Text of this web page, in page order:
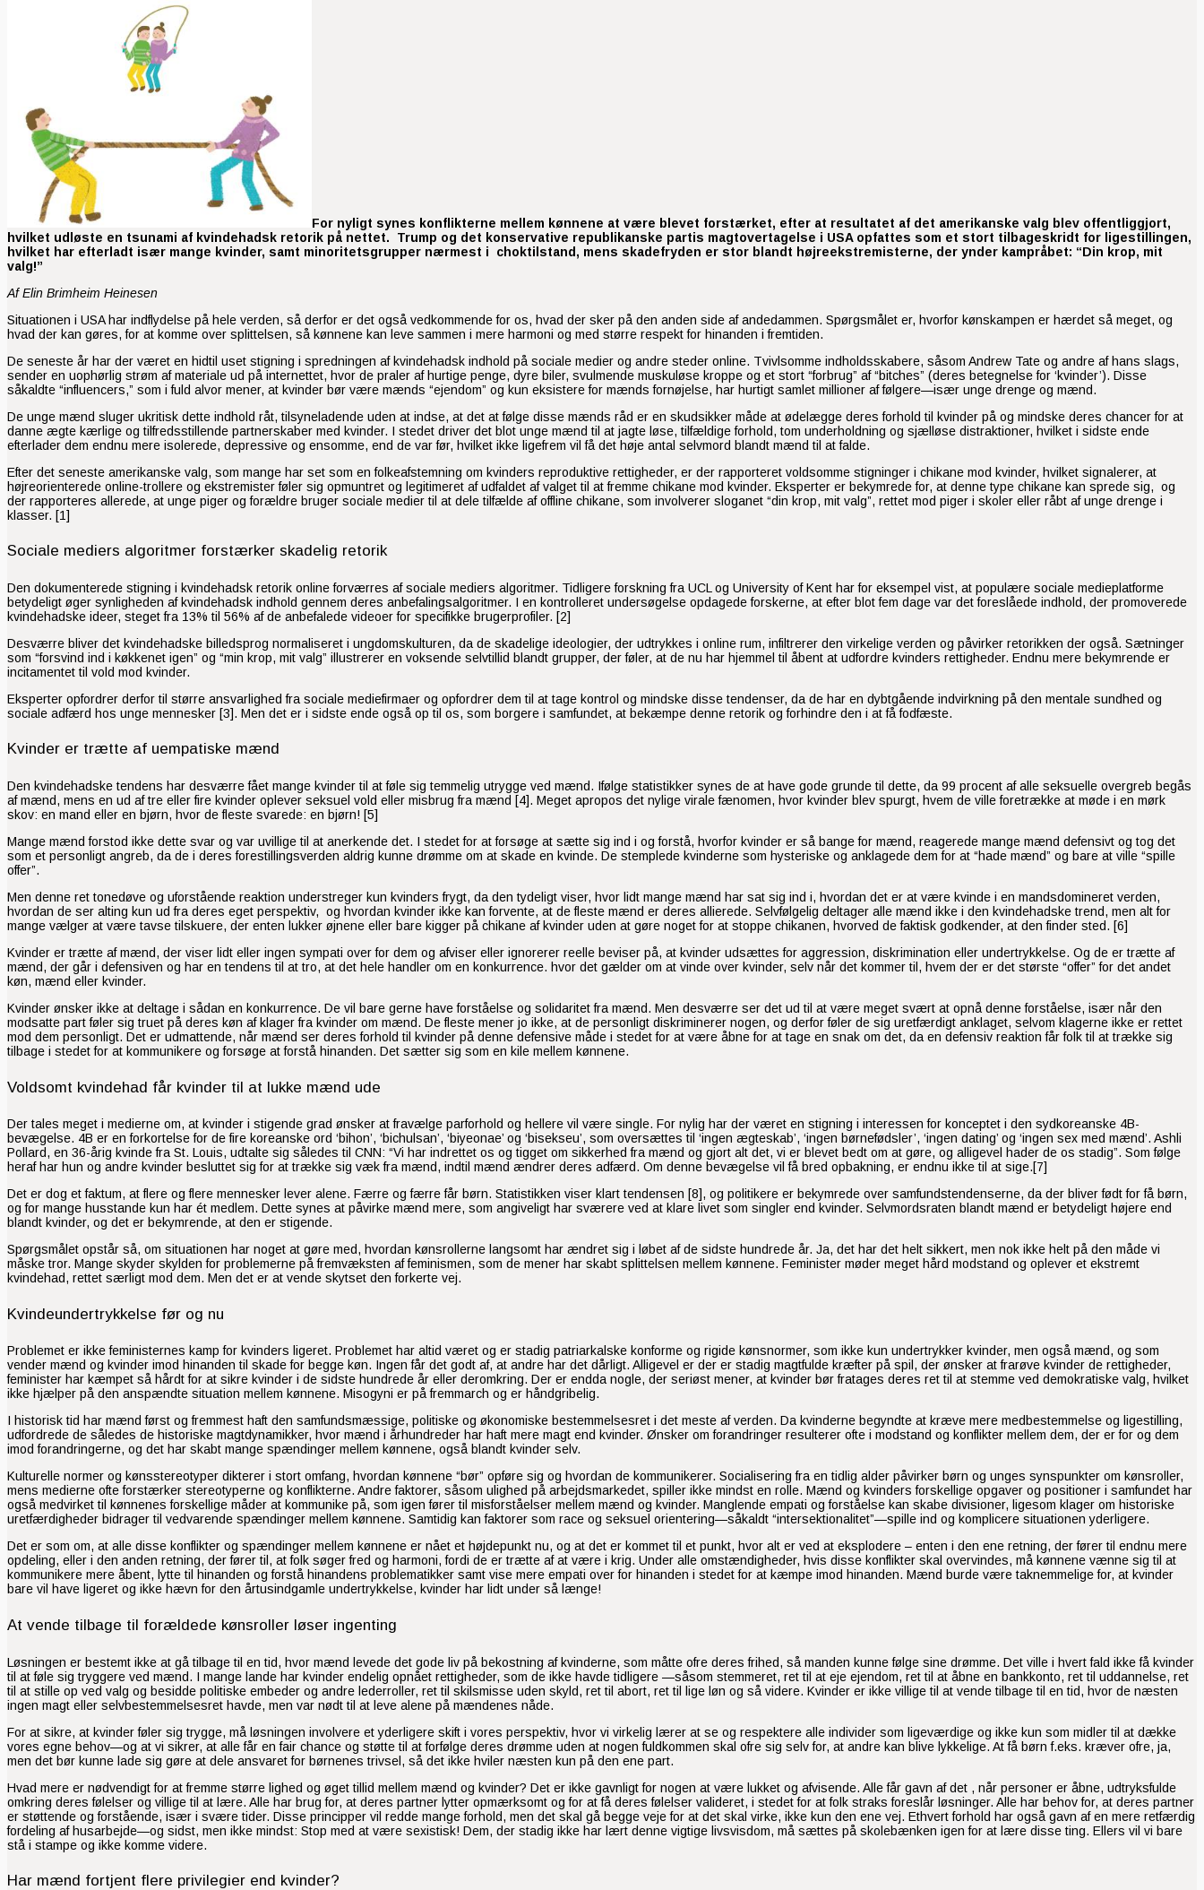
For nyligt synes konflikterne mellem kønnene at være blevet forstærket, efter at resultatet af det amerikanske valg blev offentliggjort,
hvilket udløste en tsunami af kvindehadsk retorik på nettet. Trump og det konservative republikanske partis magtovertagelse i USA opfattes som et stort tilbageskridt for ligestillingen,
hvilket har efterladt især mange kvinder, samt minoritetsgrupper nærmest i choktilstand, mens skadefryden er stor blandt højreekstremisterne, der ynder kampråbet: “Din krop, mit
valg!”
Af Elin Brimheim Heinesen
Situationen i USA har indflydelse på hele verden, så derfor er det også vedkommende for os, hvad der sker på den anden side af andedammen. Spørgsmålet er, hvorfor kønskampen er hærdet så meget, og
hvad der kan gøres, for at komme over splittelsen, så kønnene kan leve sammen i mere harmoni og med større respekt for hinanden i fremtiden.
De seneste år har der været en hidtil uset stigning i spredningen af kvindehadsk indhold på sociale medier og andre steder online. Tvivlsomme indholdsskabere, såsom Andrew Tate og andre af hans slags,
sender en uophørlig strøm af materiale ud på internettet, hvor de praler af hurtige penge, dyre biler, svulmende muskuløse kroppe og et stort “forbrug” af “bitches” (deres betegnelse for ‘kvinder’). Disse
såkaldte “influencers,” som i fuld alvor mener, at kvinder bør være mænds “ejendom” og kun eksistere for mænds fornøjelse, har hurtigt samlet millioner af følgere—især unge drenge og mænd.
De unge mænd sluger ukritisk dette indhold råt, tilsyneladende uden at indse, at det at følge disse mænds råd er en skudsikker måde at ødelægge deres forhold til kvinder på og mindske deres chancer for at
danne ægte kærlige og tilfredsstillende partnerskaber med kvinder. I stedet driver det blot unge mænd til at jagte løse, tilfældige forhold, tom underholdning og sjælløse distraktioner, hvilket i sidste ende
efterlader dem endnu mere isolerede, depressive og ensomme, end de var før, hvilket ikke ligefrem vil få det høje antal selvmord blandt mænd til at falde.
Efter det seneste amerikanske valg, som mange har set som en folkeafstemning om kvinders reproduktive rettigheder, er der rapporteret voldsomme stigninger i chikane mod kvinder, hvilket signalerer, at
højreorienterede online-trollere og ekstremister føler sig opmuntret og legitimeret af udfaldet af valget til at fremme chikane mod kvinder. Eksperter er bekymrede for, at denne type chikane kan sprede sig, og
der rapporteres allerede, at unge piger og forældre bruger sociale medier til at dele tilfælde af offline chikane, som involverer sloganet “din krop, mit valg”, rettet mod piger i skoler eller råbt af unge drenge i
klasser. [1]
Sociale mediers algoritmer forstærker skadelig retorik
Den dokumenterede stigning i kvindehadsk retorik online forværres af sociale mediers algoritmer. Tidligere forskning fra UCL og University of Kent har for eksempel vist, at populære sociale medieplatforme
betydeligt øger synligheden af kvindehadsk indhold gennem deres anbefalingsalgoritmer. I en kontrolleret undersøgelse opdagede forskerne, at efter blot fem dage var det foreslåede indhold, der promoverede
kvindehadske ideer, steget fra 13% til 56% af de anbefalede videoer for specifikke brugerprofiler. [2]
Desværre bliver det kvindehadske billedsprog normaliseret i ungdomskulturen, da de skadelige ideologier, der udtrykkes i online rum, infiltrerer den virkelige verden og påvirker retorikken der også. Sætninger
som “forsvind ind i køkkenet igen” og “min krop, mit valg” illustrerer en voksende selvtillid blandt grupper, der føler, at de nu har hjemmel til åbent at udfordre kvinders rettigheder. Endnu mere bekymrende er
incitamentet til vold mod kvinder.
Eksperter opfordrer derfor til større ansvarlighed fra sociale mediefirmaer og opfordrer dem til at tage kontrol og mindske disse tendenser, da de har en dybtgående indvirkning på den mentale sundhed og
sociale adfærd hos unge mennesker [3]. Men det er i sidste ende også op til os, som borgere i samfundet, at bekæmpe denne retorik og forhindre den i at få fodfæste.
Kvinder er trætte af uempatiske mænd
Den kvindehadske tendens har desværre fået mange kvinder til at føle sig temmelig utrygge ved mænd. Ifølge statistikker synes de at have gode grunde til dette, da 99 procent af alle seksuelle overgreb begås
af mænd, mens en ud af tre eller fire kvinder oplever seksuel vold eller misbrug fra mænd [4]. Meget apropos det nylige virale fænomen, hvor kvinder blev spurgt, hvem de ville foretrække at møde i en mørk
skov: en mand eller en bjørn, hvor de fleste svarede: en bjørn! [5]
Mange mænd forstod ikke dette svar og var uvillige til at anerkende det. I stedet for at forsøge at sætte sig ind i og forstå, hvorfor kvinder er så bange for mænd, reagerede mange mænd defensivt og tog det
som et personligt angreb, da de i deres forestillingsverden aldrig kunne drømme om at skade en kvinde. De stemplede kvinderne som hysteriske og anklagede dem for at “hade mænd” og bare at ville “spille
offer”.
Men denne ret tonedøve og uforstående reaktion understreger kun kvinders frygt, da den tydeligt viser, hvor lidt mange mænd har sat sig ind i, hvordan det er at være kvinde i en mandsdomineret verden,
hvordan de ser alting kun ud fra deres eget perspektiv, og hvordan kvinder ikke kan forvente, at de fleste mænd er deres allierede. Selvfølgelig deltager alle mænd ikke i den kvindehadske trend, men alt for
mange vælger at være tavse tilskuere, der enten lukker øjnene eller bare kigger på chikane af kvinder uden at gøre noget for at stoppe chikanen, hvorved de faktisk godkender, at den finder sted. [6]
Kvinder er trætte af mænd, der viser lidt eller ingen sympati over for dem og afviser eller ignorerer reelle beviser på, at kvinder udsættes for aggression, diskrimination eller undertrykkelse. Og de er trætte af
mænd, der går i defensiven og har en tendens til at tro, at det hele handler om en konkurrence. hvor det gælder om at vinde over kvinder, selv når det kommer til, hvem der er det største “offer” for det andet
køn, mænd eller kvinder.
Kvinder ønsker ikke at deltage i sådan en konkurrence. De vil bare gerne have forståelse og solidaritet fra mænd. Men desværre ser det ud til at være meget svært at opnå denne forståelse, især når den
modsatte part føler sig truet på deres køn af klager fra kvinder om mænd. De fleste mener jo ikke, at de personligt diskriminerer nogen, og derfor føler de sig uretfærdigt anklaget, selvom klagerne ikke er rettet
mod dem personligt. Det er udmattende, når mænd ser deres forhold til kvinder på denne defensive måde i stedet for at være åbne for at tage en snak om det, da en defensiv reaktion får folk til at trække sig
tilbage i stedet for at kommunikere og forsøge at forstå hinanden. Det sætter sig som en kile mellem kønnene.
Voldsomt kvindehad får kvinder til at lukke mænd ude
Der tales meget i medierne om, at kvinder i stigende grad ønsker at fravælge parforhold og hellere vil være single. For nylig har der været en stigning i interessen for konceptet i den sydkoreanske 4B-
bevægelse. 4B er en forkortelse for de fire koreanske ord ‘bihon’, ‘bichulsan’, ‘biyeonae’ og ‘bisekseu’, som oversættes til ‘ingen ægteskab’, ‘ingen børnefødsler’, ‘ingen dating’ og ‘ingen sex med mænd’. Ashli
Pollard, en 36-årig kvinde fra St. Louis, udtalte sig således til CNN: “Vi har indrettet os og tigget om sikkerhed fra mænd og gjort alt det, vi er blevet bedt om at gøre, og alligevel hader de os stadig”. Som følge
heraf har hun og andre kvinder besluttet sig for at trække sig væk fra mænd, indtil mænd ændrer deres adfærd. Om denne bevægelse vil få bred opbakning, er endnu ikke til at sige.[7]
Det er dog et faktum, at flere og flere mennesker lever alene. Færre og færre får børn. Statistikken viser klart tendensen [8], og politikere er bekymrede over samfundstendenserne, da der bliver født for få børn,
og for mange husstande kun har ét medlem. Dette synes at påvirke mænd mere, som angiveligt har sværere ved at klare livet som singler end kvinder. Selvmordsraten blandt mænd er betydeligt højere end
blandt kvinder, og det er bekymrende, at den er stigende.
Spørgsmålet opstår så, om situationen har noget at gøre med, hvordan kønsrollerne langsomt har ændret sig i løbet af de sidste hundrede år. Ja, det har det helt sikkert, men nok ikke helt på den måde vi
måske tror. Mange skyder skylden for problemerne på fremvæksten af feminismen, som de mener har skabt splittelsen mellem kønnene. Feminister møder meget hård modstand og oplever et ekstremt
kvindehad, rettet særligt mod dem. Men det er at vende skytset den forkerte vej.
Kvindeundertrykkelse før og nu
Problemet er ikke feministernes kamp for kvinders ligeret. Problemet har altid været og er stadig patriarkalske konforme og rigide kønsnormer, som ikke kun undertrykker kvinder, men også mænd, og som
vender mænd og kvinder imod hinanden til skade for begge køn. Ingen får det godt af, at andre har det dårligt. Alligevel er der er stadig magtfulde kræfter på spil, der ønsker at frarøve kvinder de rettigheder,
feminister har kæmpet så hårdt for at sikre kvinder i de sidste hundrede år eller deromkring. Der er endda nogle, der seriøst mener, at kvinder bør fratages deres ret til at stemme ved demokratiske valg, hvilket
ikke hjælper på den anspændte situation mellem kønnene. Misogyni er på fremmarch og er håndgribelig.
I historisk tid har mænd først og fremmest haft den samfundsmæssige, politiske og økonomiske bestemmelsesret i det meste af verden. Da kvinderne begyndte at kræve mere medbestemmelse og ligestilling,
udfordrede de således de historiske magtdynamikker, hvor mænd i århundreder har haft mere magt end kvinder. Ønsker om forandringer resulterer ofte i modstand og konflikter mellem dem, der er for og dem
imod forandringerne, og det har skabt mange spændinger mellem kønnene, også blandt kvinder selv.
Kulturelle normer og kønsstereotyper dikterer i stort omfang, hvordan kønnene “bør” opføre sig og hvordan de kommunikerer. Socialisering fra en tidlig alder påvirker børn og unges synspunkter om kønsroller,
mens medierne ofte forstærker stereotyperne og konflikterne. Andre faktorer, såsom ulighed på arbejdsmarkedet, spiller ikke mindst en rolle. Mænd og kvinders forskellige opgaver og positioner i samfundet har
også medvirket til kønnenes forskellige måder at kommunike på, som igen fører til misforståelser mellem mænd og kvinder. Manglende empati og forståelse kan skabe divisioner, ligesom klager om historiske
uretfærdigheder bidrager til vedvarende spændinger mellem kønnene. Samtidig kan faktorer som race og seksuel orientering—såkaldt “intersektionalitet”—spille ind og komplicere situationen yderligere.
Det er som om, at alle disse konflikter og spændinger mellem kønnene er nået et højdepunkt nu, og at det er kommet til et punkt, hvor alt er ved at eksplodere – enten i den ene retning, der fører til endnu mere
opdeling, eller i den anden retning, der fører til, at folk søger fred og harmoni, fordi de er trætte af at være i krig. Under alle omstændigheder, hvis disse konflikter skal overvindes, må kønnene vænne sig til at
kommunikere mere åbent, lytte til hinanden og forstå hinandens problematikker samt vise mere empati over for hinanden i stedet for at kæmpe imod hinanden. Mænd burde være taknemmelige for, at kvinder
bare vil have ligeret og ikke hævn for den årtusindgamle undertrykkelse, kvinder har lidt under så længe!
At vende tilbage til forældede kønsroller løser ingenting
Løsningen er bestemt ikke at gå tilbage til en tid, hvor mænd levede det gode liv på bekostning af kvinderne, som måtte ofre deres frihed, så manden kunne følge sine drømme. Det ville i hvert fald ikke få kvinder
til at føle sig tryggere ved mænd. I mange lande har kvinder endelig opnået rettigheder, som de ikke havde tidligere —såsom stemmeret, ret til at eje ejendom, ret til at åbne en bankkonto, ret til uddannelse, ret
til at stille op ved valg og besidde politiske embeder og andre lederroller, ret til skilsmisse uden skyld, ret til abort, ret til lige løn og så videre. Kvinder er ikke villige til at vende tilbage til en tid, hvor de næsten
ingen magt eller selvbestemmelsesret havde, men var nødt til at leve alene på mændenes nåde.
For at sikre, at kvinder føler sig trygge, må løsningen involvere et yderligere skift i vores perspektiv, hvor vi virkelig lærer at se og respektere alle individer som ligeværdige og ikke kun som midler til at dække
vores egne behov—og at vi sikrer, at alle får en fair chance og støtte til at forfølge deres drømme uden at nogen fuldkommen skal ofre sig selv for, at andre kan blive lykkelige. At få børn f.eks. kræver ofre, ja,
men det bør kunne lade sig gøre at dele ansvaret for børnenes trivsel, så det ikke hviler næsten kun på den ene part.
Hvad mere er nødvendigt for at fremme større lighed og øget tillid mellem mænd og kvinder? Det er ikke gavnligt for nogen at være lukket og afvisende. Alle får gavn af det , når personer er åbne, udtryksfulde
omkring deres følelser og villige til at lære. Alle har brug for, at deres partner lytter opmærksomt og for at få deres følelser valideret, i stedet for at folk straks foreslår løsninger. Alle har behov for, at deres partner
er støttende og forstående, især i svære tider. Disse principper vil redde mange forhold, men det skal gå begge veje for at det skal virke, ikke kun den ene vej. Ethvert forhold har også gavn af en mere retfærdig
fordeling af husarbejde—og sidst, men ikke mindst: Stop med at være sexistisk! Dem, der stadig ikke har lært denne vigtige livsvisdom, må sættes på skolebænken igen for at lære disse ting. Ellers vil vi bare
stå i stampe og ikke komme videre.
Har mænd fortjent flere privilegier end kvinder?